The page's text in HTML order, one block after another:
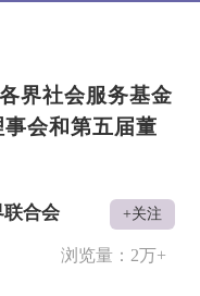
界社会服务基金
会和第五届董
合会 +关注
浏览量： 2万+